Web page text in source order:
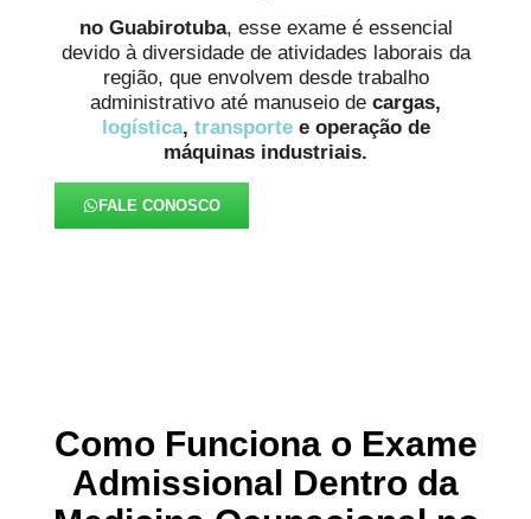
no Guabirotuba, esse exame é essencial
devido à diversidade de atividades laborais da
região, que envolvem desde trabalho
administrativo até manuseio de cargas,
logística, transportee operação de
máquinas industriais.
FALE CONOSCO
Como Funciona o Exame
Admissional Dentro da